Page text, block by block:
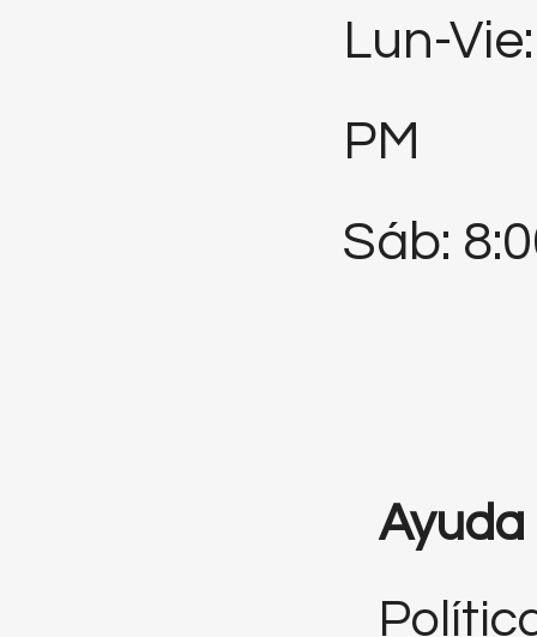
Lun-
PM
Sáb:
Ayuda